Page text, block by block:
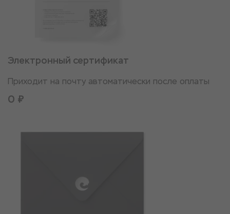
Электронный сертификат
Приходит на почту автоматически после оплаты
0 ₽